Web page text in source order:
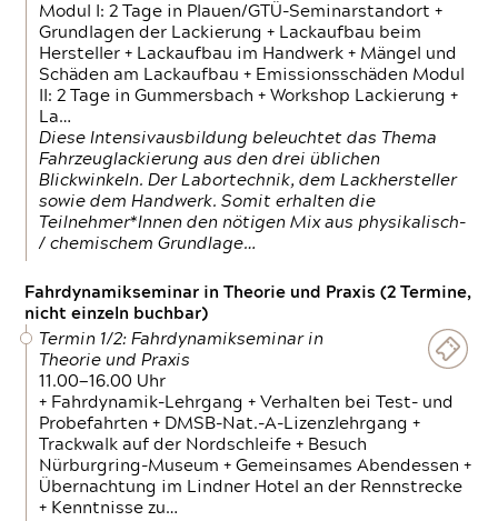
Modul I: 2 Tage in Plauen/GTÜ-Seminarstandort +
Grundlagen der Lackierung + Lackaufbau beim
Hersteller + Lackaufbau im Handwerk + Mängel und
Schäden am Lackaufbau + Emissionsschäden Modul
II: 2 Tage in Gummersbach + Workshop Lackierung +
La…
Diese Intensivausbildung beleuchtet das Thema
Fahrzeuglackierung aus den drei üblichen
Blickwinkeln. Der Labortechnik, dem Lackhersteller
sowie dem Handwerk. Somit erhalten die
Teilnehmer*Innen den nötigen Mix aus physikalisch-
/ chemischem Grundlage…
Fahrdynamikseminar in Theorie und Praxis (2 Termine,
nicht einzeln buchbar)
Termin 1/2: Fahrdynamikseminar in
Theorie und Praxis
11.00—16.00 Uhr
+ Fahrdynamik-Lehrgang + Verhalten bei Test- und
Probefahrten + DMSB-Nat.-A-Lizenzlehrgang +
Trackwalk auf der Nordschleife + Besuch
Nürburgring-Museum + Gemeinsames Abendessen +
Übernachtung im Lindner Hotel an der Rennstrecke
+ Kenntnisse zu…